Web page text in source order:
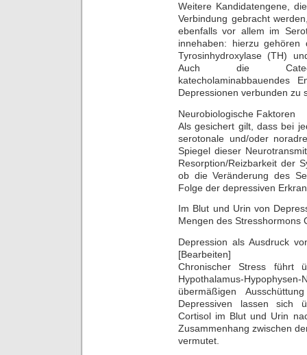
Weitere Kandidatengene,
Verbindung gebracht
ebenfalls vor allem im
innehaben: hierzu
Tyrosinhydroxylase (TH)
Auch die Catechol-
katecholaminabbauendes
Depressionen verbunden zu
Neurobiologische Faktoren
Als gesichert gilt, dass bei
serotonale und/oder
Spiegel dieser
Resorption/Reizbarkeit der
ob die Veränderung des
Folge der depressiven
Im Blut und Urin von
Mengen des Stresshormons
Depression als Ausdruck
[Bearbeiten]
Chronischer Stress führt
Hypothalamus-Hypophysen-
übermäßigen
Depressiven lassen sich
Cortisol im Blut und Urin
Zusammenhang zwischen
vermutet.